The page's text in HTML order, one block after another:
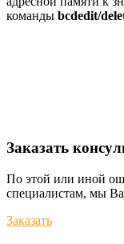
команды bcdedit/
Заказать
По этой или иной
специалистам, мы
Заказать